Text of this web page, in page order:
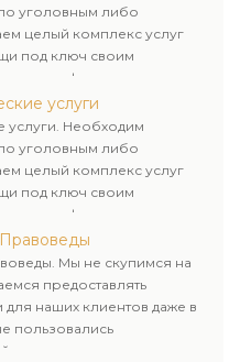
уголовным либо
целый комплекс услуг
под ключ своим
физических и
подход к каждому
услуги
услуги. Необходим
уголовным либо
целый комплекс услуг
под ключ своим
физических и
подход к каждому
Мы не скупимся на
предоставлять
наших клиентов даже в
пользовались
компании.